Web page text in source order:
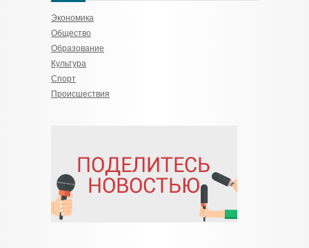
Экономика
Общество
Образование
Культура
Спорт
Происшествия